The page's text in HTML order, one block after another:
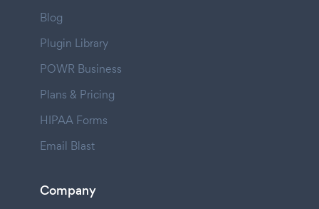
Blog
Plugin Library
POWR Business
Plans & Pricing
HIPAA Forms
Email Blast
Company